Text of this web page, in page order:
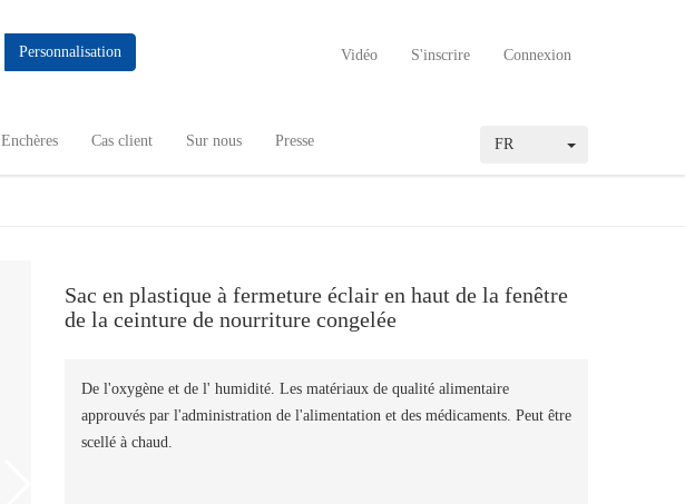
Personnalisation Vidéo S'inscrire Connexion
Enchères Cas client Sur nous Presse FR
Sac en plastique à fermeture éclair en haut de la fenêtre
de la ceinture de nourriture congelée
De l'oxygène et de l' humidité. Les matériaux de qualité alimentaire
approuvés par l'administration de l'alimentation et des médicaments. Peut être
scellé à chaud.